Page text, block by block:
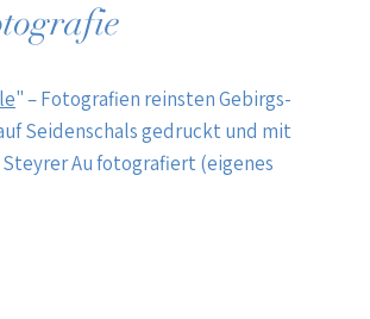
" – Fotografien reinsten Gebirgs-
Seidenschals gedruckt und mit
Au fotografiert (eigenes